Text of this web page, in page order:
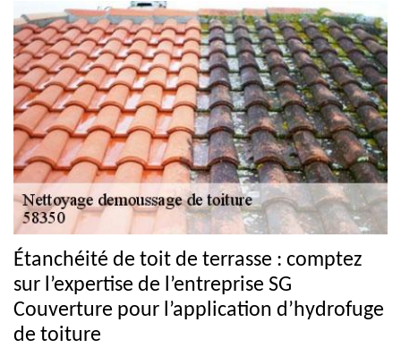
Étanchéité de toit de terrasse : comptez
sur l’expertise de l’entreprise SG
Couverture pour l’application d’hydrofuge
de toiture